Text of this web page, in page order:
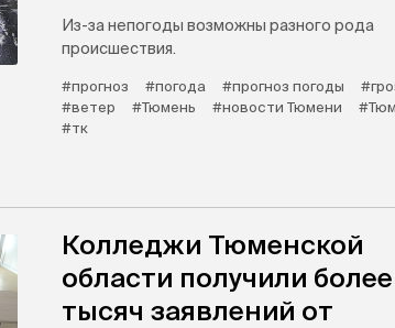
Из-за непогоды возможны разного рода
происшествия.
#прогноз #погода #прогноз погоды
#ветер
#Тюмень #новости Тюмени
#тк
Колледжи Тюменской
области получили
тысяч заявлений от